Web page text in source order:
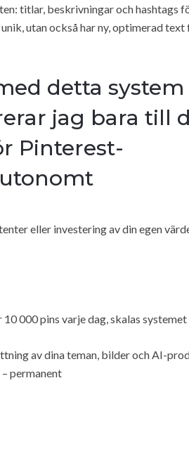
titlar, beskrivningar och hashtags
utan också har ny, optimerad
detta system
jag bara till
Pinterest-
eller investering av din egen
000 pins varje dag, skalas
av dina teman, bilder och AI-
permanent